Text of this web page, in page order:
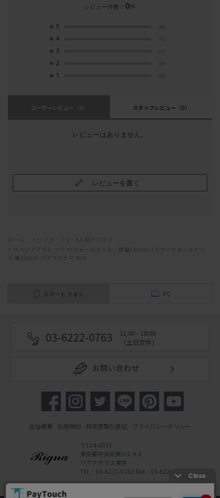
レビュー件数： 0件
★ 5 (0)
★ 4 (0)
★ 3 (0)
★ 2 (0)
★ 1 (0)
ユーザーレビュー （0） スタッフレビュー （0）
レビューはありません。
レビューを書く
ホーム ソファ
2・3人掛けソファ
リベリアプラス ソファ(ウォールナット／横幅140cm) (カラーウォールナッ
ト 幅196cm パナマパナマ 805)
スマートフォン PC
03-6222-0763
11:00 - 18:00
（土日定休）
お問い合わせ
会社概要 利用規約 特定商取引表記 プライバシーポリシー
〒104-0033
東京都中央区新川1-9-3
リグナテラス東京
TEL：03-6222-0763 FAX：03-6222-0762
Powered by Watahan Partners Co., Ltd.